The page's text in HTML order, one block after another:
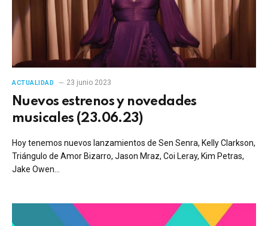
ACTUALIDAD 23 junio 2023
Nuevos estrenos y novedades
musicales (23.06.23)
Hoy tenemos nuevos lanzamientos de Sen Senra, Kelly Clarkson,
Triángulo de Amor Bizarro, Jason Mraz, Coi Leray, Kim Petras,
Jake Owen…